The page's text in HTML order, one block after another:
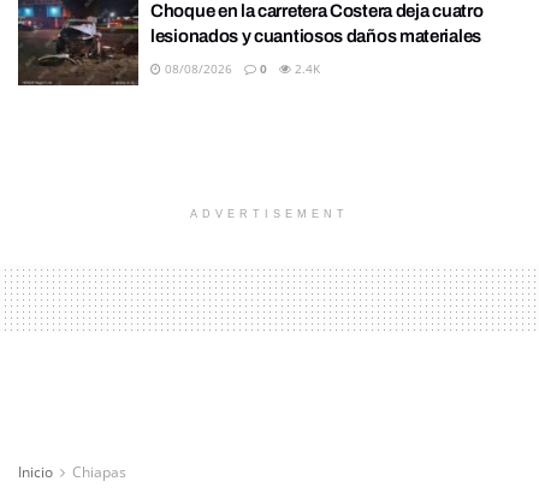
Choque en la carretera Costera deja cuatro
lesionados y cuantiosos daños materiales
08/08/2026 0 2.4K
ADVERTISEMENT
Inicio Chiapas